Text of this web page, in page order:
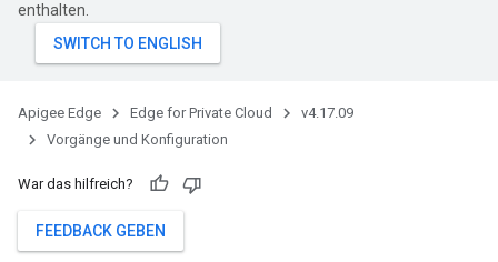
enthalten.
Apigee Edge Edge for Private Cloud
v4.17.09
Vorgänge und Konfiguration
War das hilfreich?
FEEDBACK GEBEN